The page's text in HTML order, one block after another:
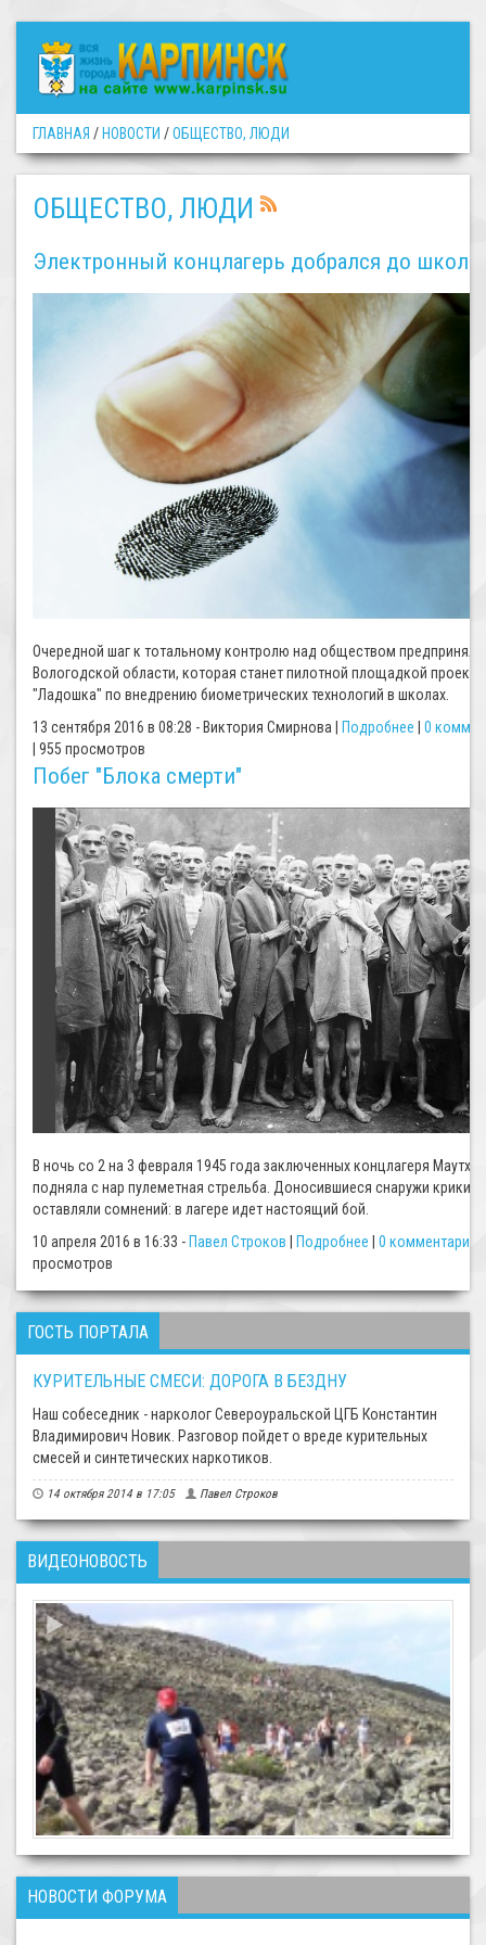
ГЛАВНАЯ / НОВОСТИ /ОБЩЕСТВО, ЛЮДИ
ОБЩЕСТВО, ЛЮДИ
Электронный концлагерь добрался до школ
Очередной шаг к тотальному контролю над обществом предприняли
Вологодской области, которая станет пилотной площадкой проекта
"Ладошка" по внедрению биометрических технологий в школах.
13 сентября 2016 в 08:28 - Виктория Смирнова |
Подробнее
0
| 955 просмотров
Побег "Блока смерти"
В ночь со 2 на 3 февраля 1945 года заключенных концлагеря
подняла с нар пулеметная стрельба. Доносившиеся снаружи крики
оставляли сомнений: в лагере идет настоящий бой.
10 апреля 2016 в 16:33 - Павел Строков Подробнее 0 комментариев
просмотров
ГОСТЬ ПОРТАЛА
КУРИТЕЛЬНЫЕ СМЕСИ: ДОРОГА В БЕЗДНУ
Наш собеседник - нарколог Североуральской ЦГБ Константин
Владимирович Новик. Разговор пойдет о вреде курительных
смесей и синтетических наркотиков.
14 октября 2014 в 17:05 Павел Строков
ВИДЕОНОВОСТЬ
НОВОСТИ ФОРУМА